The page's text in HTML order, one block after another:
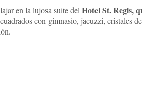
en la lujosa suite del Hotel St. Regis,
con gimnasio, jacuzzi, cristales